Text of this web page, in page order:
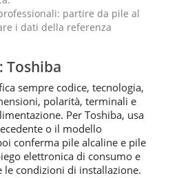
partire da pile al
i dati della referenza
Toshiba
sempre codice, tecnologia,
polarità, terminali e
Per Toshiba, usa
o il modello
conferma pile alcaline e pile
elettronica di consumo e
condizioni di installazione.